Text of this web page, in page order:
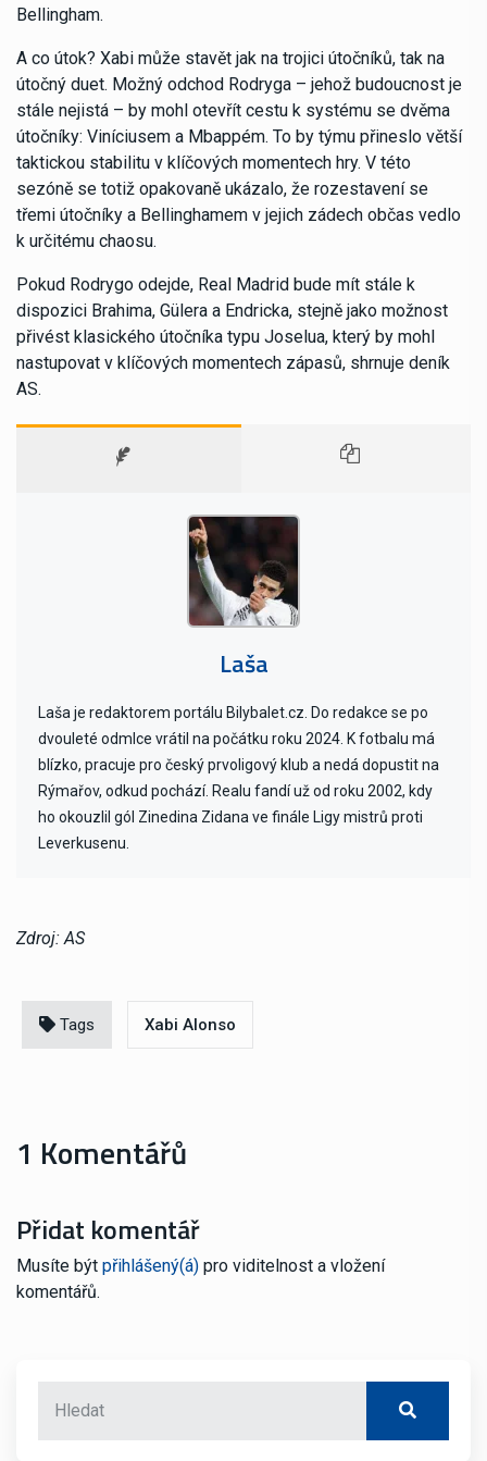
Bellingham.
A co útok? Xabi může stavět jak na trojici útočníků, tak na
útočný duet. Možný odchod Rodryga – jehož budoucnost je
stále nejistá – by mohl otevřít cestu k systému se dvěma
útočníky: Viníciusem a Mbappém. To by týmu přineslo větší
taktickou stabilitu v klíčových momentech hry. V této
sezóně se totiž opakovaně ukázalo, že rozestavení se
třemi útočníky a Bellinghamem v jejich zádech občas vedlo
k určitému chaosu.
Pokud Rodrygo odejde, Real Madrid bude mít stále k
dispozici Brahima, Gülera a Endricka, stejně jako možnost
přivést klasického útočníka typu Joselua, který by mohl
nastupovat v klíčových momentech zápasů, shrnuje deník
AS.
Laša
Laša je redaktorem portálu Bilybalet.cz. Do redakce se po
dvouleté odmlce vrátil na počátku roku 2024. K fotbalu má
blízko, pracuje pro český prvoligový klub a nedá dopustit na
Rýmařov, odkud pochází. Realu fandí už od roku 2002, kdy
ho okouzlil gól Zinedina Zidana ve finále Ligy mistrů proti
Leverkusenu.
Zdroj: AS
Tags Xabi Alonso
1 Komentářů
Přidat komentář
Musíte být přihlášený(á) pro viditelnost a vložení
komentářů.